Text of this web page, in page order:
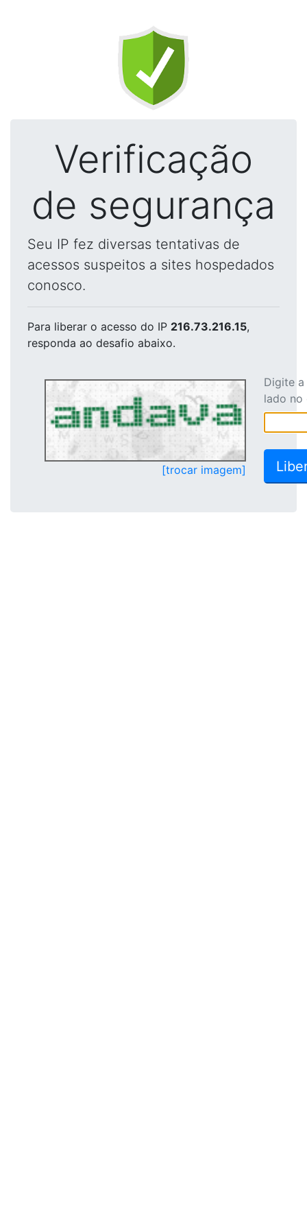
Verificação
de segurança
Seu IP fez diversas tentativas de
acessos suspeitos a sites hospedados
conosco.
Para liberar o acesso do IP 216.73.216.15,
responda ao desafio abaixo.
[trocar imagem]
Digite
lado no